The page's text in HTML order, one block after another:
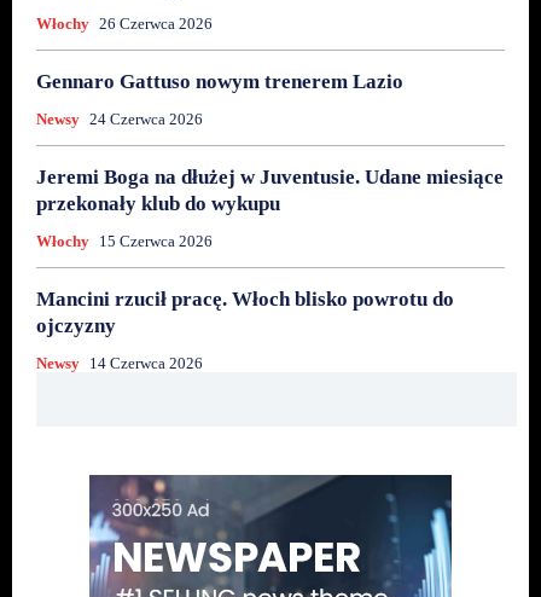
Włochy 26 Czerwca 2026
Gennaro Gattuso nowym trenerem Lazio
Newsy 24 Czerwca 2026
Jeremi Boga na dłużej w Juventusie. Udane miesiące
przekonały klub do wykupu
Włochy 15 Czerwca 2026
Mancini rzucił pracę. Włoch blisko powrotu do
ojczyzny
Newsy 14 Czerwca 2026